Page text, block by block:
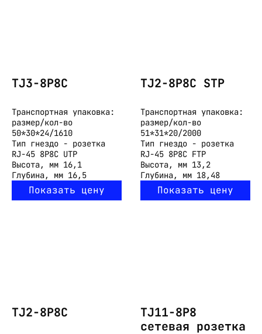
TJ3-8P8C
Транспортная упаковка:
размер/кол-во
50*30*24/1610
Тип гнездо - розетка
RJ-45 8P8C UTP
Высота, мм 16,1
Глубина, мм 16,5
Показать цену
TJ2-8P8C STP
Транспортная упаковка:
размер/кол-во
51*31*20/2000
Тип гнездо - розетка
RJ-45 8P8C FTP
Высота, мм 13,2
Глубина, мм 18,48
Показать цену
TJ2-8P8C
TJ11-8P8
cетевая розетка